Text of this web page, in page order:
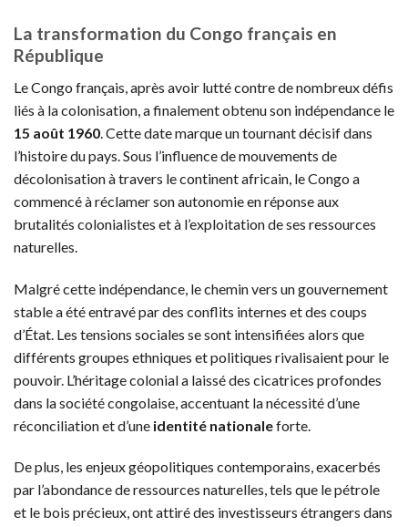
La transformation du Congo français en
République
Le Congo français, après avoir lutté contre de nombreux défis
liés à la colonisation, a finalement obtenu son indépendance le
15 août 1960 . Cette date marque un tournant décisif dans
l’histoire du pays. Sous l’influence de mouvements de
décolonisation à travers le continent africain, le Congo a
commencé à réclamer son autonomie en réponse aux
brutalités colonialistes et à l’exploitation de ses ressources
naturelles.
Malgré cette indépendance, le chemin vers un gouvernement
stable a été entravé par des conflits internes et des coups
d’État. Les tensions sociales se sont intensifiées alors que
différents groupes ethniques et politiques rivalisaient pour le
pouvoir. L’héritage colonial a laissé des cicatrices profondes
dans la société congolaise, accentuant la nécessité d’une
réconciliation et d’une identité nationaleforte.
De plus, les enjeux géopolitiques contemporains, exacerbés
par l’abondance de ressources naturelles, tels que le pétrole
et le bois précieux, ont attiré des investisseurs étrangers dans